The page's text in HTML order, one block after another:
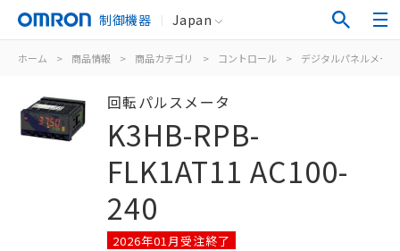
制御機器 Japan
ホーム > 商品情報 > 商品カテゴリ > コントロール > デジタルパネルメータ
回転パルスメータ
K3HB-RPB-
FLK1AT11 AC100-
240
2026年01月受注終了